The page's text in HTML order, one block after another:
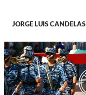
JORGE LUIS CANDELAS